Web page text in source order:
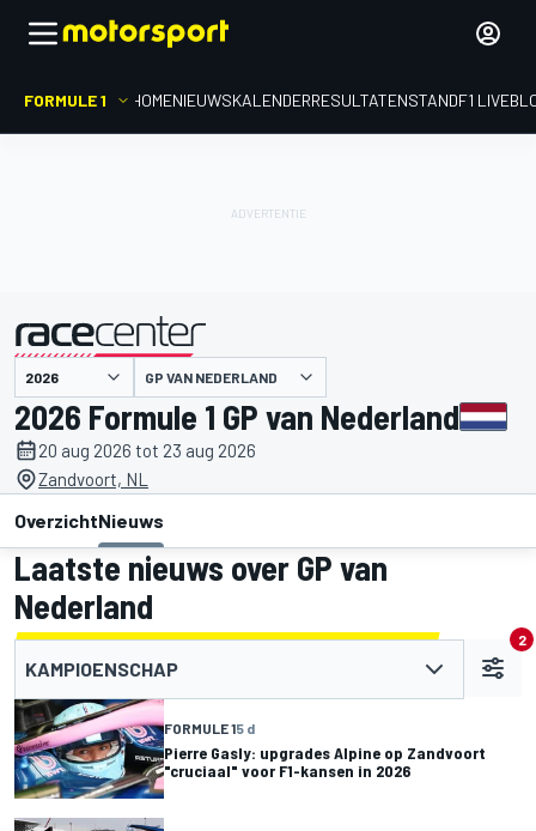
FORMULE 1 HOMENIEUWSKALENDERRESULTATENSTANDF1
gepresenteerd door GP VAN NEDERLAND
2026 Formule 1 GP van Nederland
20 aug 2026 tot 23 aug 2026
Zandvoort, NL
OverzichtNieuws
Laatste nieuws over GP van
Nederland
KAMPIOENSCHAP
2
FORMULE 15 d
Pierre Gasly: upgrades Alpine op Zandvoort
"cruciaal" voor F1-kansen in 2026